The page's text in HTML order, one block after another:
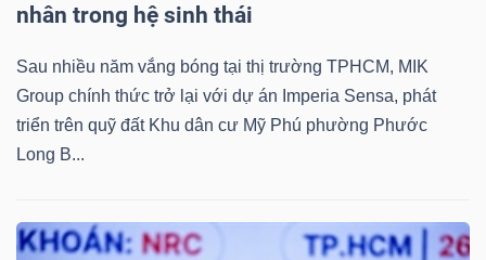
nhân trong hệ sinh thái
Sau nhiều năm vắng bóng tại thị trường TPHCM, MIK
Group chính thức trở lại với dự án Imperia Sensa, phát
triển trên quỹ đất Khu dân cư Mỹ Phú phường Phước
Long B...
TRUY
XUẤT
DỮ
LIỆU
Ngành
(-)